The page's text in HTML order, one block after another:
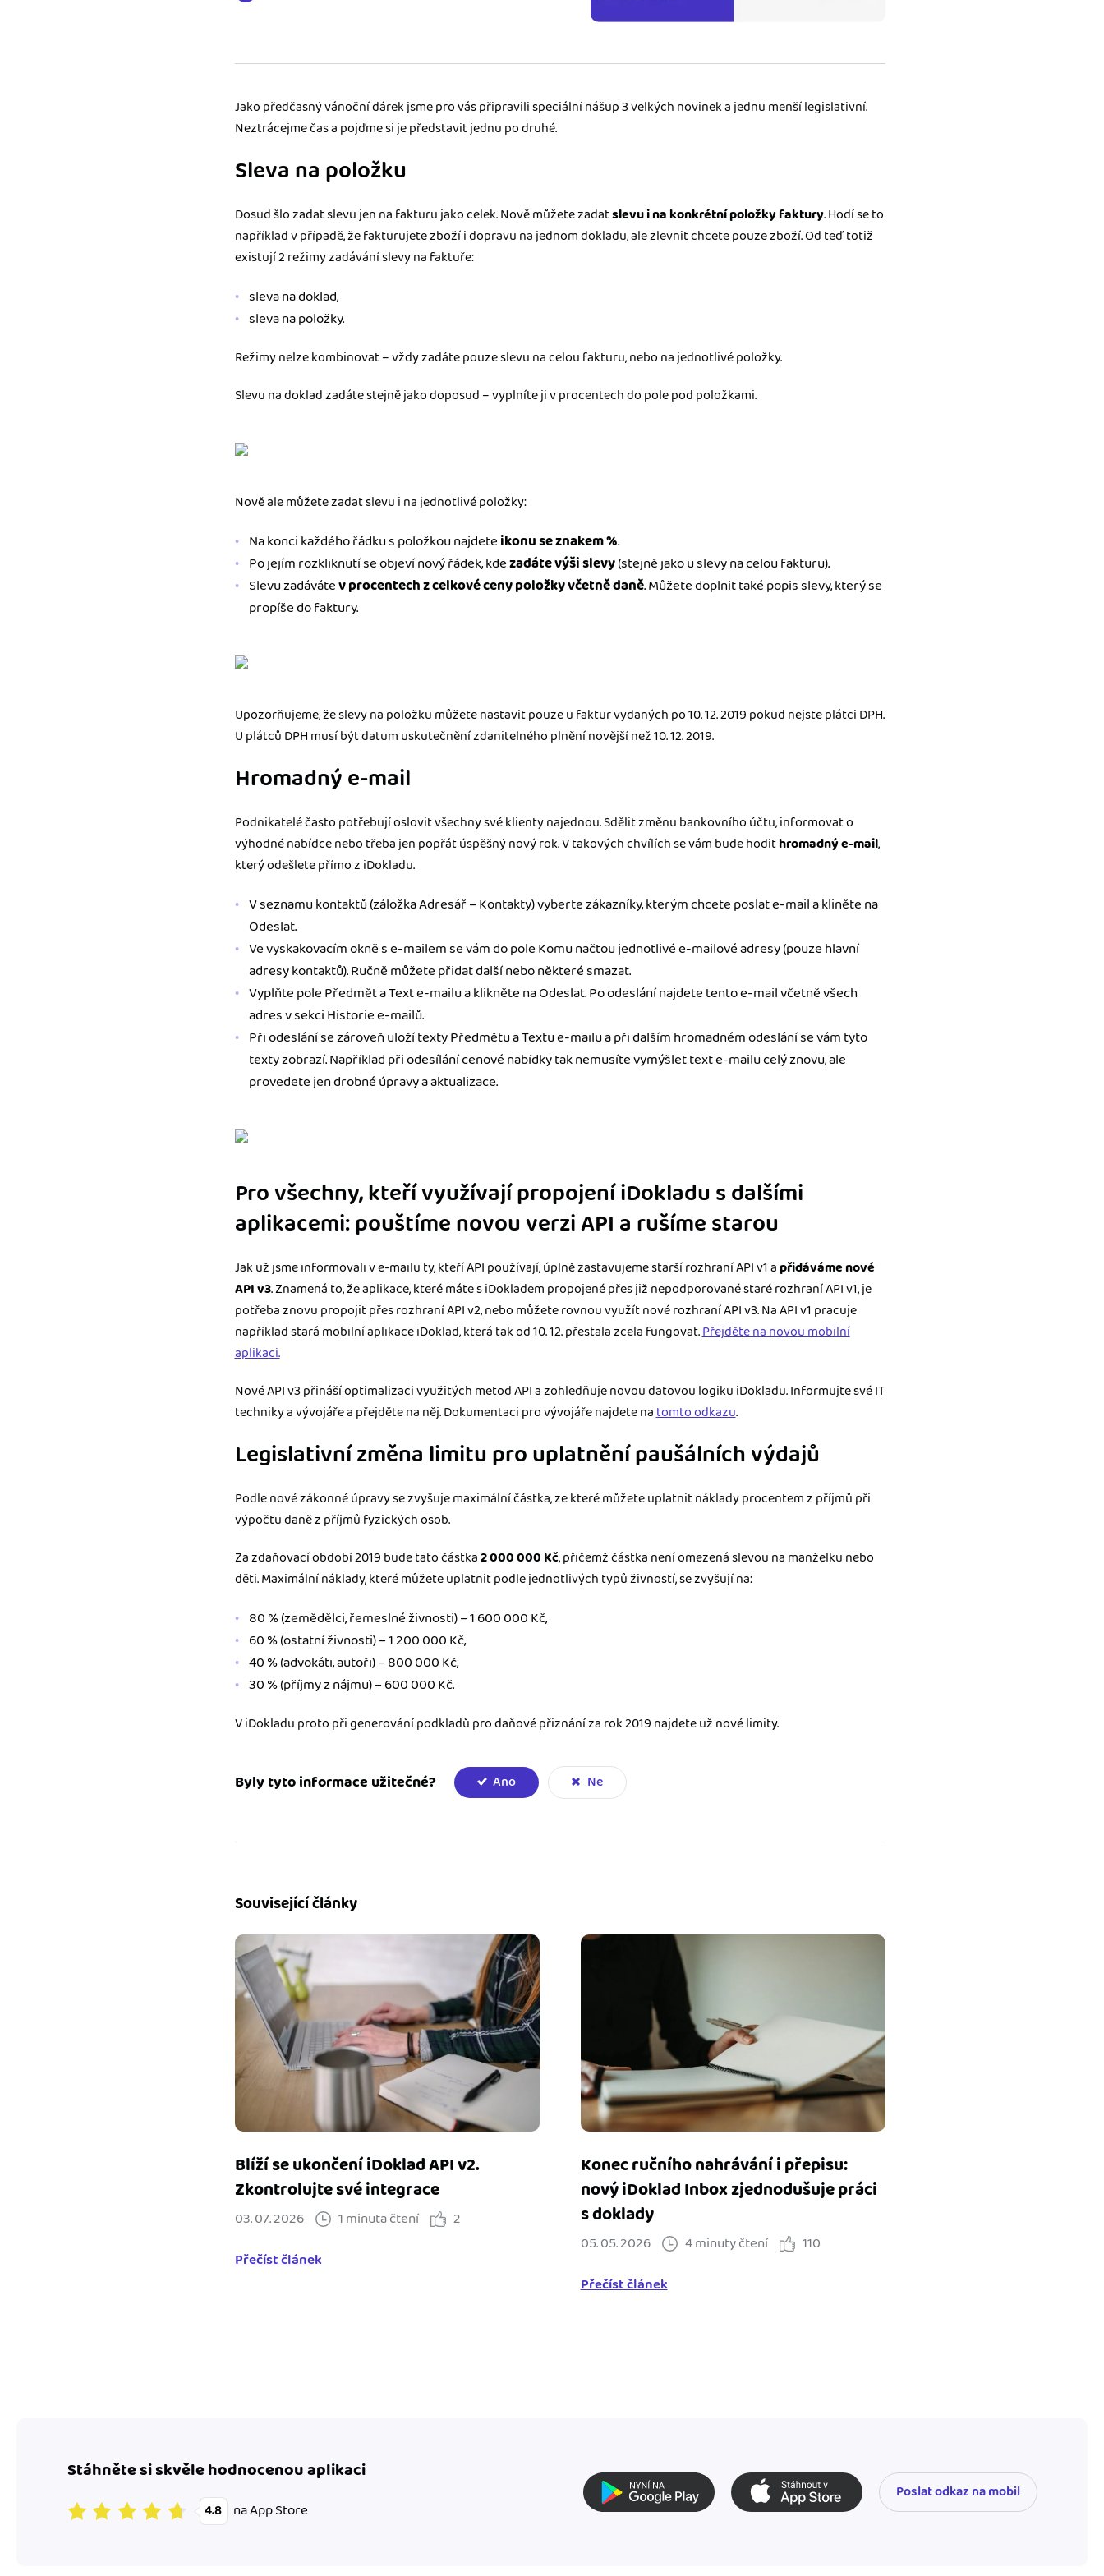
úřad v naprostém pořádku.
Propojení na další systémy
Nechte iDoklad pracovat za vás. Díky
Jako předčasný vánoční dárek jsme pro vás připravili speciální nášup 3 velkých novinek a jednu menší legislativní.
Neztrácejme čas a pojďme si je představit jednu po druhé.
Sleva na položku
Dosud šlo zadat slevu jen na fakturu jako celek. Nově můžete zadatslevu i na konkrétní položky faktury. Hodí se to
například v případě, že fakturujete zboží i dopravu na jednom dokladu, ale zlevnit chcete pouze zboží. Od teď totiž
existují 2 režimy zadávání slevy na faktuře:
sleva na doklad,
sleva na položky.
Režimy nelze kombinovat – vždy zadáte pouze slevu na celou fakturu, nebo na jednotlivé položky.
Slevu na doklad zadáte stejně jako doposud – vyplníte ji v procentech do pole pod položkami.
Nově ale můžete zadat slevu i na jednotlivé položky:
Na konci každého řádku s položkou najdeteikonu se znakem %.
Po jejím rozkliknutí se objeví nový řádek, kdezadáte výši slevy(stejně jako u slevy na celou fakturu).
Slevu zadávátev procentech z celkové ceny položky včetně daně. Můžete doplnit také popis slevy, který se
propíše do faktury.
Upozorňujeme, že slevy na položku můžete nastavit pouze u faktur vydaných po 10. 12. 2019 pokud nejste plátci DPH.
U plátců DPH musí být datum uskutečnění zdanitelného plnění novější než 10. 12. 2019.
Hromadný e-mail
Podnikatelé často potřebují oslovit všechny své klienty najednou. Sdělit změnu bankovního účtu, informovat o
výhodné nabídce nebo třeba jen popřát úspěšný nový rok. V takových chvílích se vám bude hodithromadný e-mail,
který odešlete přímo z iDokladu.
V seznamu kontaktů (záložka Adresář – Kontakty) vyberte zákazníky, kterým chcete poslat e-mail a kliněte na
Odeslat.
Ve vyskakovacím okně s e-mailem se vám do pole Komu načtou jednotlivé e-mailové adresy (pouze hlavní
adresy kontaktů). Ručně můžete přidat další nebo některé smazat.
Vyplňte pole Předmět a Text e-mailu a klikněte na Odeslat. Po odeslání najdete tento e-mail včetně všech
adres v sekci Historie e-mailů.
Při odeslání se zároveň uloží texty Předmětu a Textu e-mailu a při dalším hromadném odeslání se vám tyto
texty zobrazí. Například při odesílání cenové nabídky tak nemusíte vymýšlet text e-mailu celý znovu, ale
provedete jen drobné úpravy a aktualizace.
Pro všechny, kteří využívají propojení iDokladu s dalšími
aplikacemi: pouštíme novou verzi API a rušíme starou
Jak už jsme informovali v e-mailu ty, kteří API používají, úplně zastavujeme starší rozhraní API v1 apřidáváme nové
API v3. Znamená to, že aplikace, které máte s iDokladem propojené přes již nepodporované staré rozhraní API v1, je
potřeba znovu propojit přes rozhraní API v2, nebo můžete rovnou využít nové rozhraní API v3. Na API v1 pracuje
například stará mobilní aplikace iDoklad, která tak od 10. 12. přestala zcela fungovat.Přejděte na novou mobilní
aplikaci.
Nové API v3 přináší optimalizaci využitých metod API a zohledňuje novou datovou logiku iDokladu. Informujte své IT
techniky a vývojáře a přejděte na něj. Dokumentaci pro vývojáře najdete natomto odkazu.
Legislativní změna limitu pro uplatnění paušálních výdajů
Podle nové zákonné úpravy se zvyšuje maximální částka, ze které můžete uplatnit náklady procentem z příjmů při
výpočtu daně z příjmů fyzických osob.
Za zdaňovací období 2019 bude tato částka2 000 000 Kč, přičemž částka není omezená slevou na manželku nebo
děti. Maximální náklady, které můžete uplatnit podle jednotlivých typů živností, se zvyšují na:
80 % (zemědělci, řemeslné živnosti) – 1 600 000 Kč,
60 % (ostatní živnosti) – 1 200 000 Kč,
40 % (advokáti, autoři) – 800 000 Kč,
30 % (příjmy z nájmu) – 600 000 Kč.
V iDokladu proto při generování podkladů pro daňové přiznání za rok 2019 najdete už nové limity.
Byly tyto informace užitečné? Ano Ne
Související články
Blíží se ukončení iDoklad API v2.
Zkontrolujte své integrace
03. 07. 2026 1 minuta čtení
2
Přečíst článek
Konec ručního nahrávání i přepisu:
nový iDoklad Inbox zjednodušuje práci
s doklady
05. 05. 2026 4 minuty čtení
110
Přečíst článek
Stáhněte si skvěle hodnocenou aplikaci
4.8 na App Store
Poslat odkaz na mobil